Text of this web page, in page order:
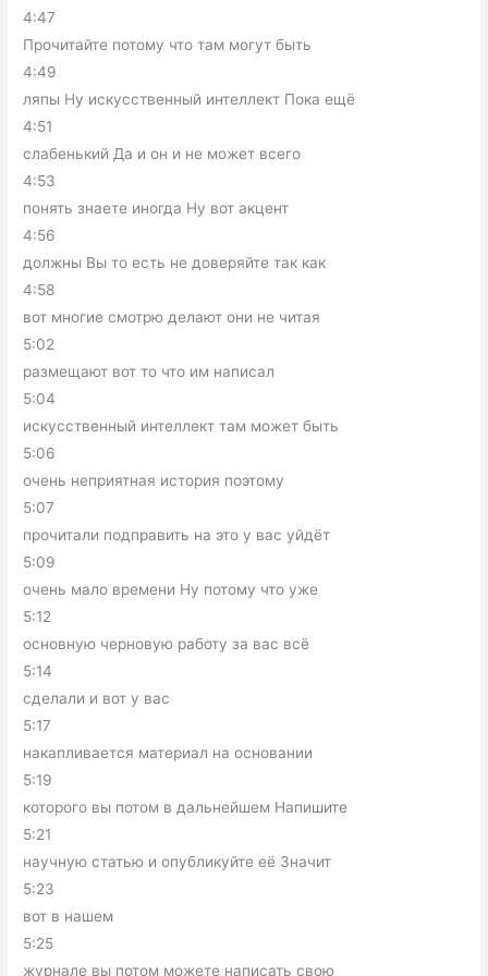
4:47
Прочитайте потому что там могут быть
4:49
ляпы Ну искусственный интеллект Пока ещё
4:51
слабенький Да и он и не может всего
4:53
понять знаете иногда Ну вот акцент
4:56
должны Вы то есть не доверяйте так как
4:58
вот многие смотрю делают они не читая
5:02
размещают вот то что им написал
5:04
искусственный интеллект там может быть
5:06
очень неприятная история поэтому
5:07
прочитали подправить на это у вас уйдёт
5:09
очень мало времени Ну потому что уже
5:12
основную черновую работу за вас всё
5:14
сделали и вот у вас
5:17
накапливается материал на основании
5:19
которого вы потом в дальнейшем Напишите
5:21
научную статью и опубликуйте её Значит
5:23
вот в нашем
5:25
журнале вы потом можете написать свою